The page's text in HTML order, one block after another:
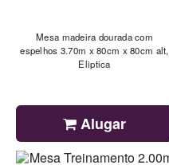
Mesa madeira dourada com
espelhos 3.70m x 80cm x 80cm alt,
Eliptica
Alugar